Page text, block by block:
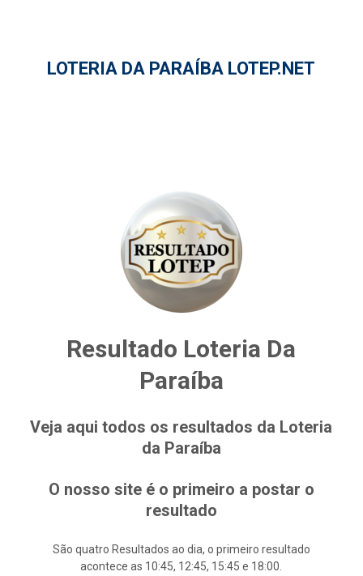
LOTERIA DA PARAÍBA LOTEP.NET
Resultado Loteria Da
Paraíba
Veja aqui todos os resultados da Loteria
da Paraíba
O nosso site é o primeiro a postar o
resultado
São quatro Resultados ao dia, o primeiro resultado
acontece as 10:45, 12:45, 15:45 e 18:00.